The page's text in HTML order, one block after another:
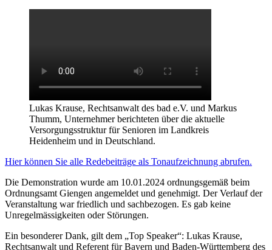
Lukas Krause, Rechtsanwalt des bad e.V. und Markus
Thumm, Unternehmer berichteten über die aktuelle
Versorgungsstruktur für Senioren im Landkreis
Heidenheim und in Deutschland.
Hier können Sie alle Redebeiträge als Tonaufzeichnung abrufen.
Die Demonstration wurde am 10.01.2024 ordnungsgemäß beim
Ordnungsamt Giengen angemeldet und genehmigt. Der Verlauf der
Veranstaltung war friedlich und sachbezogen. Es gab keine
Unregelmässigkeiten oder Störungen.
Ein besonderer Dank, gilt dem „Top Speaker“: Lukas Krause,
Rechtsanwalt und Referent für Bayern und Baden-Württemberg des